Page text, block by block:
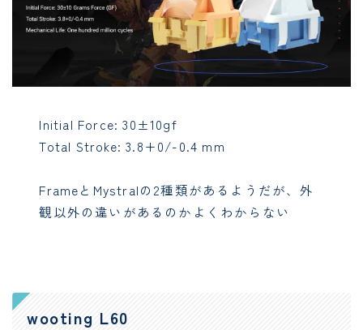
Initial Force: 30±10gf
Total Stroke: 3.8+0/-0.4 mm
FrameとMystralの2種類があるようだが、外
観以外の違いがあるのかよくわからない
wooting L60